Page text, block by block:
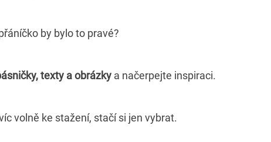
by bylo to pravé?
texty a obrázky a načerpejte inspiraci.
volně ke stažení, stačí si jen vybrat.